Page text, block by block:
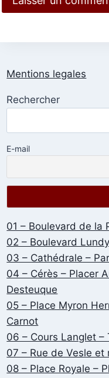
Mentions legales
Rechercher
E-mail
01 – Boulevard de la
02 – Boulevard
03 – Cathédrale –
04 – Cérès – Placer
Desteuque
05 – Place Myron
Carnot
06 – Cours Langlet –
07 – Rue de Vesle et
08 – Place Royale –